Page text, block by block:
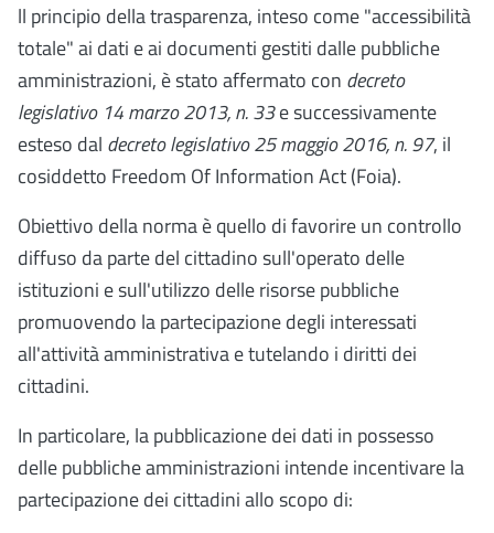
ll principio della trasparenza, inteso come "accessibilità
totale" ai dati e ai documenti gestiti dalle pubbliche
amministrazioni, è stato affermato con decreto
legislativo 14 marzo 2013, n. 33e successivamente
esteso dal decreto legislativo 25 maggio 2016, n. 97, il
cosiddetto Freedom Of Information Act (Foia).
Obiettivo della norma è quello di favorire un controllo
diffuso da parte del cittadino sull'operato delle
istituzioni e sull'utilizzo delle risorse pubbliche
promuovendo la partecipazione degli interessati
all'attività amministrativa e tutelando i diritti dei
cittadini.
In particolare, la pubblicazione dei dati in possesso
delle pubbliche amministrazioni intende incentivare la
partecipazione dei cittadini allo scopo di: